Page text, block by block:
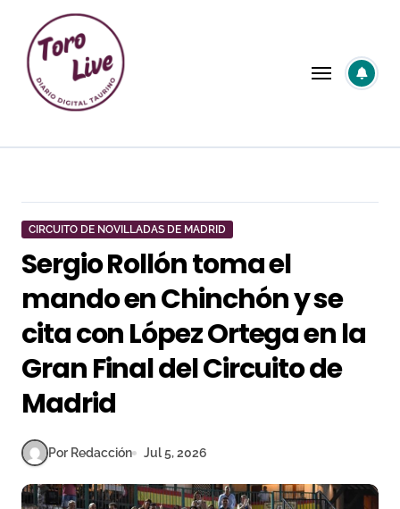
contenido
CIRCUITO DE NOVILLADAS DE MADRID
Sergio Rollón toma el
mando en Chinchón y se
cita con López Ortega en la
Gran Final del Circuito de
Madrid
Por Redacción Jul 5, 2026